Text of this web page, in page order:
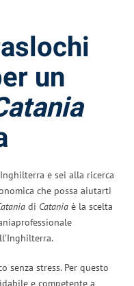
un
e sei alla ricerca
che possa aiutarti
di Catania è la scelta
stress. Per questo
e competente a